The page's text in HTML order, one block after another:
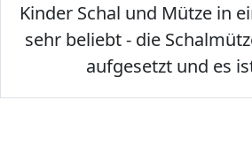
Kinder Schal und Mütze in
sehr beliebt - die
aufgesetzt und es